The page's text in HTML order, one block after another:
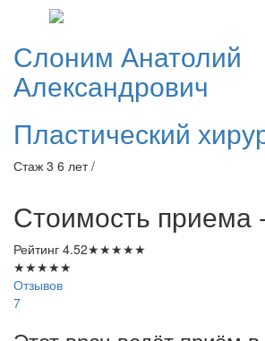
Слоним Анатолий
Александрович
Пластический
Стаж 3 6 лет /
Стоимость приема
Рейтинг 4.52★★★★★
★★★★★
Отзывов
7